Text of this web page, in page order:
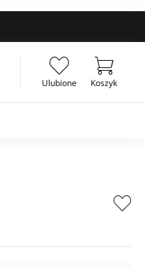
Ulubione Koszyk